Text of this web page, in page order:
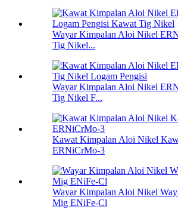
Wayar Kimpalan Aloi Nikel
Tig Nikel...
Wayar Kimpalan Aloi Nikel
Tig Nikel F...
Kawat Kimpalan Aloi Nikel
ERNiCrMo-3
Wayar Kimpalan Aloi Nikel
Mig ENiFe-Cl